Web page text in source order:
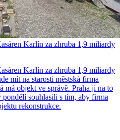
Karlín za zhruba 1,9 miliardy
Karlín za zhruba 1,9 miliardy
mít na starosti městská firma
má objekt ve správě. Praha jí na to
souhlasili s tím, aby firma
rekonstrukce.